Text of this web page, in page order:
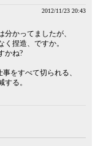
2012/11/23 20:43
かってましたが、
捏造、ですか。
かね?
をすべて切られる、
る。